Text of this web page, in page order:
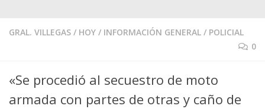
GRAL. VILLEGAS / HOY / INFORMACIÓN GENERAL / POLICIAL
0
«Se procedió al secuestro de moto
armada con partes de otras y caño de